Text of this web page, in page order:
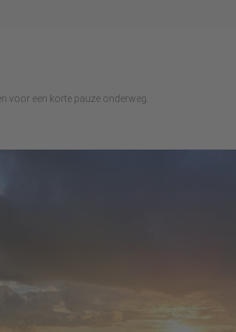
voor een korte pauze onderweg.